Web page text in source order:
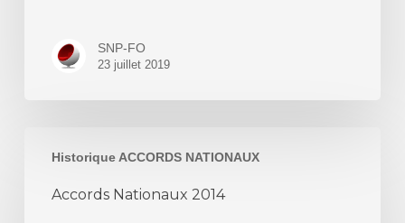
SNP-FO
23 juillet 2019
Historique ACCORDS NATIONAUX
Nationaux
Accords Nationaux 2014